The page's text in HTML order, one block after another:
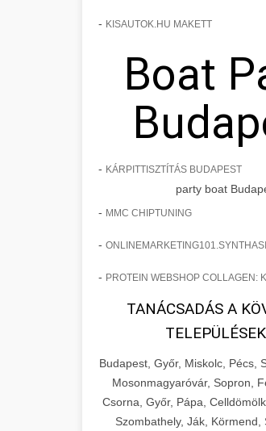
- KISAUTOK.HU MAKETT
Boat
- KÁRPITTISZTÍTÁS BUDAPEST
party boat
- MMC CHIPTUNING
-
- PROTEIN WEBSHOP COLLAGEN:
TANÁCSADÁS A
Budapest, Győr, Miskolc, Pécs,
Mosonmagyaróvár, Sopron,
Csorna, Győr, Pápa,
Szombathely, Ják, Körmend,